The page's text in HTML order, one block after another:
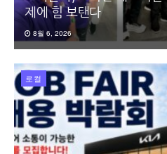
제에 힘 보탠다
8월 6, 2026
로컬